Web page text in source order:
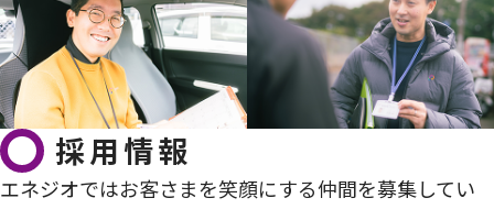
採用情報
エネジオではお客さまを笑顔にする仲間を募集してい